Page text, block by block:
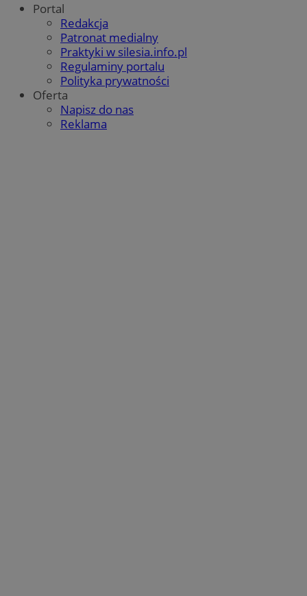
Portal
Redakcja
Patronat medialny
Praktyki w silesia.info.pl
Regulaminy portalu
Polityka prywatności
Oferta
Napisz do nas
Reklama